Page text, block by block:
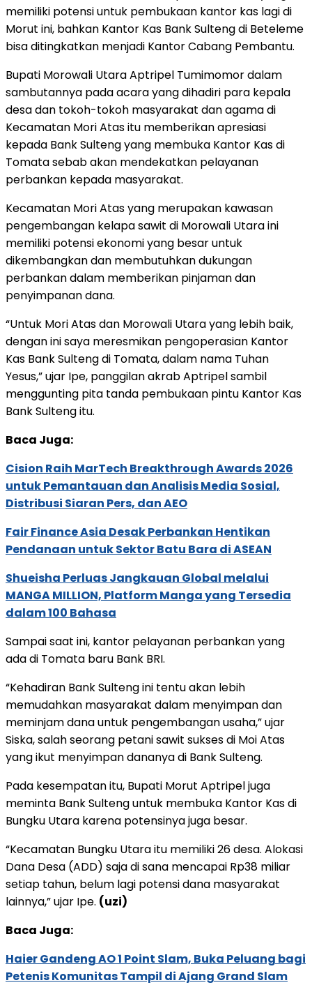
memiliki potensi untuk pembukaan kantor kas lagi di
Morut ini, bahkan Kantor Kas Bank Sulteng di Beteleme
bisa ditingkatkan menjadi Kantor Cabang Pembantu.
Bupati Morowali Utara Aptripel Tumimomor dalam
sambutannya pada acara yang dihadiri para kepala
desa dan tokoh-tokoh masyarakat dan agama di
Kecamatan Mori Atas itu memberikan apresiasi
kepada Bank Sulteng yang membuka Kantor Kas di
Tomata sebab akan mendekatkan pelayanan
perbankan kepada masyarakat.
Kecamatan Mori Atas yang merupakan kawasan
pengembangan kelapa sawit di Morowali Utara ini
memiliki potensi ekonomi yang besar untuk
dikembangkan dan membutuhkan dukungan
perbankan dalam memberikan pinjaman dan
penyimpanan dana.
“Untuk Mori Atas dan Morowali Utara yang lebih baik,
dengan ini saya meresmikan pengoperasian Kantor
Kas Bank Sulteng di Tomata, dalam nama Tuhan
Yesus,” ujar Ipe, panggilan akrab Aptripel sambil
menggunting pita tanda pembukaan pintu Kantor Kas
Bank Sulteng itu.
Baca Juga:
Cision Raih MarTech Breakthrough Awards 2026
untuk Pemantauan dan Analisis Media Sosial,
Distribusi Siaran Pers, dan AEO
Fair Finance Asia Desak Perbankan Hentikan
Pendanaan untuk Sektor Batu Bara di ASEAN
Shueisha Perluas Jangkauan Global melalui
MANGA MILLION, Platform Manga yang Tersedia
dalam 100 Bahasa
Sampai saat ini, kantor pelayanan perbankan yang
ada di Tomata baru Bank BRI.
“Kehadiran Bank Sulteng ini tentu akan lebih
memudahkan masyarakat dalam menyimpan dan
meminjam dana untuk pengembangan usaha,” ujar
Siska, salah seorang petani sawit sukses di Moi Atas
yang ikut menyimpan dananya di Bank Sulteng.
Pada kesempatan itu, Bupati Morut Aptripel juga
meminta Bank Sulteng untuk membuka Kantor Kas di
Bungku Utara karena potensinya juga besar.
“Kecamatan Bungku Utara itu memiliki 26 desa. Alokasi
Dana Desa (ADD) saja di sana mencapai Rp38 miliar
setiap tahun, belum lagi potensi dana masyarakat
lainnya,” ujar Ipe. (uzi)
Baca Juga:
Haier Gandeng AO 1 Point Slam, Buka Peluang bagi
Petenis Komunitas Tampil di Ajang Grand Slam